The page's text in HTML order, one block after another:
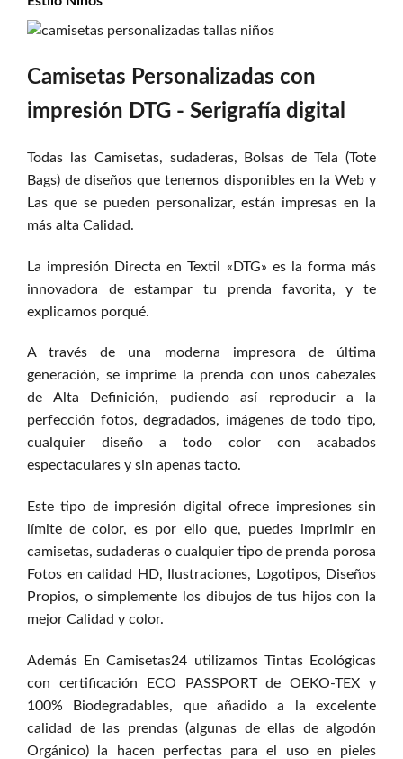
Camisetas Personalizadas con
impresión DTG - Serigrafía digital
Todas las Camisetas, sudaderas, Bolsas de Tela (Tote
Bags) de diseños que tenemos disponibles en la Web y
Las que se pueden personalizar, están impresas en la
más alta Calidad.
La impresión Directa en Textil «DTG» es la forma más
innovadora de estampar tu prenda favorita, y te
explicamos porqué.
A través de una moderna impresora de última
generación, se imprime la prenda con unos cabezales
de Alta Definición, pudiendo así reproducir a la
perfección fotos, degradados, imágenes de todo tipo,
cualquier diseño a todo color con acabados
espectaculares y sin apenas tacto.
Este tipo de impresión digital ofrece impresiones sin
límite de color, es por ello que, puedes imprimir en
camisetas, sudaderas o cualquier tipo de prenda porosa
Fotos en calidad HD, Ilustraciones, Logotipos, Diseños
Propios, o simplemente los dibujos de tus hijos con la
mejor Calidad y color.
Además En Camisetas24 utilizamos Tintas Ecológicas
con certificación ECO PASSPORT de OEKO-TEX y
100% Biodegradables, que añadido a la excelente
calidad de las prendas (algunas de ellas de algodón
Orgánico) la hacen perfectas para el uso en pieles